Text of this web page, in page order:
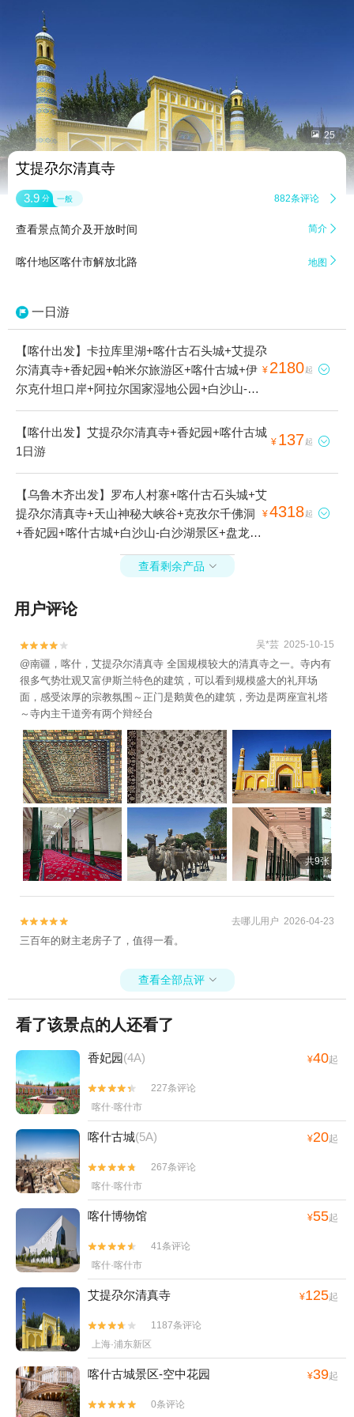
 25
艾提尕尔清真寺
3.9 分 一般 882条评论 
查看景点简介及开放时间 简介 
喀什地区喀什市解放北路 地图 
一日游
【喀什出发】卡拉库里湖+喀什古石头城+艾提尕
尔清真寺+香妃园+帕米尔旅游区+喀什古城+伊
尔克什坦口岸+阿拉尔国家湿地公园+白沙山-白
沙湖景区+盘龙古道+帕米尔高原+天山昆仑山交
汇+慕士塔格冰川公园+红其拉甫国门5日游
¥ 2180起 
【喀什出发】艾提尕尔清真寺+香妃园+喀什古城
1日游
¥ 137起 
【乌鲁木齐出发】罗布人村寨+喀什古石头城+艾
提尕尔清真寺+天山神秘大峡谷+克孜尔千佛洞
+香妃园+喀什古城+白沙山-白沙湖景区+盘龙古
道+慕士塔格峰喀拉库勒湖景区7日游
¥4318起 
查看剩余产品 
用户评论

 吴*芸 2025-10-15
@南疆，喀什，艾提尕尔清真寺 全国规模较大的清真寺之一。寺内有
很多气势壮观又富伊斯兰特色的建筑，可以看到规模盛大的礼拜场
面，感受浓厚的宗教氛围～正门是鹅黄色的建筑，旁边是两座宣礼塔
～寺内主干道旁有两个辩经台
共9张

 去哪儿用户 2026-04-23
三百年的财主老房子了，值得一看。
查看全部点评 
看了该景点的人还看了
香妃园(4A) ¥40起


227条评论
喀什·喀什市
喀什古城(5A) ¥20起


267条评论
喀什·喀什市
喀什博物馆 ¥55起


41条评论
喀什·喀什市
艾提尕尔清真寺 ¥125起


1187条评论
上海·浦东新区
喀什古城景区-空中花园 ¥39起

 0条评论